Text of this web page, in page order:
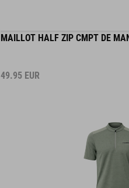
MAILLOT HALF ZIP CMPT DE
49.95 EUR